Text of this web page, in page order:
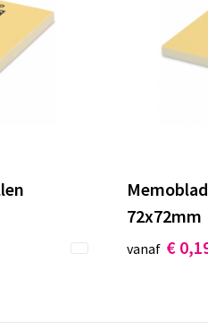
72x72mm
vanaf €